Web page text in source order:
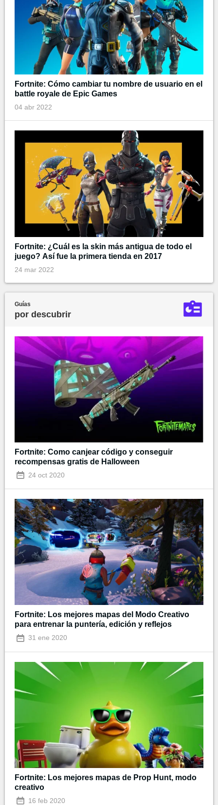
Fortnite: Cómo cambiar tu nombre de usuario en el
battle royale de Epic Games
04 abr 2022
Fortnite: ¿Cuál es la skin más antigua de todo el
juego? Así fue la primera tienda en 2017
24 mar 2022
Guías
por descubrir
Fortnite: Como canjear código y conseguir
recompensas gratis de Halloween
24 oct 2020
Fortnite: Los mejores mapas del Modo Creativo
para entrenar la puntería, edición y reflejos
31 ene 2020
Fortnite: Los mejores mapas de Prop Hunt, modo
creativo
16 feb 2020